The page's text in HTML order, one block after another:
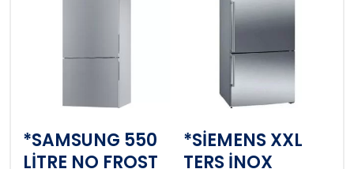
*SAMSUNG 550
LİTRE NO FROST
*SİEMENS XXL
TERS İNOX